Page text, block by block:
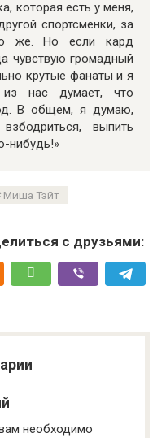
которая есть у меня,
спортсменки, за
же. Но если кард
чувствую громадный
крутые фанаты и я
нас думает, что
В общем, я думаю,
выпить
нибудь!»
Миша Тэйт
с друзьями:
необходимо